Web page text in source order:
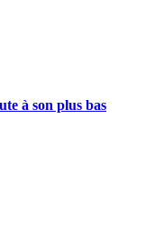
à son plus bas